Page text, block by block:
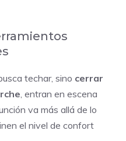
techar, sino cerrar
, entran en escena
va más allá de lo
el nivel de confort